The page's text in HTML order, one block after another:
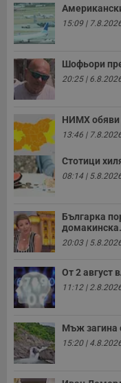
15:09 |
Шофьори
20:25 |
НИМХ обяви
13:46 |
Стотици
08:14 |
Българка
20:03 |
От 2 август
11:12 |
Мъж загина
15:20 |